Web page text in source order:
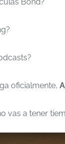
oficialmente,
vas a tener